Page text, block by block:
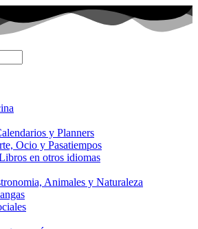
y Planners
Ocio y Pasatiempos
en otros idiomas
Animales y Naturaleza